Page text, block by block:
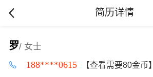
简历详情
罗/ 女士
188****0615 【查看需要80金币】